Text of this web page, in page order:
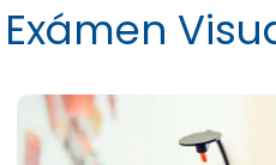
Exámen